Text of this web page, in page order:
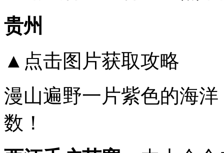
贵州
▲点击图片获取攻略
漫山遍野一片紫色的海
数！